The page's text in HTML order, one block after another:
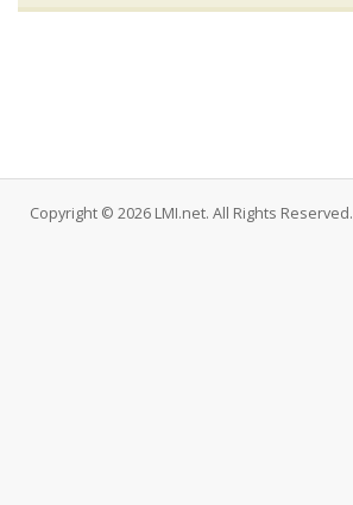
Copyright © 2026 LMI.net. All Rights Reserved.